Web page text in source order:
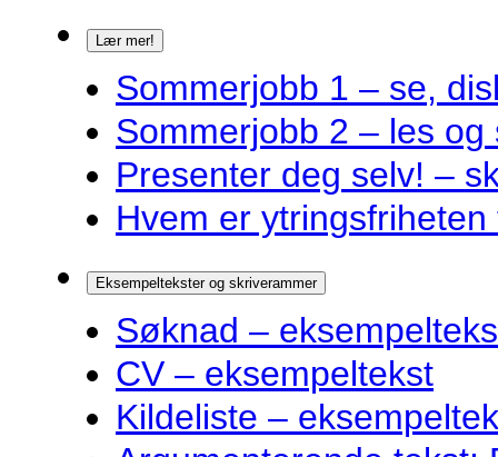
Lær mer!
Sommerjobb 1 – se,
Sommerjobb 2 – les og
Presenter deg selv! –
Hvem er
Eksempeltekster og skriverammer
Søknad –
CV – eksempeltekst
Kildeliste –